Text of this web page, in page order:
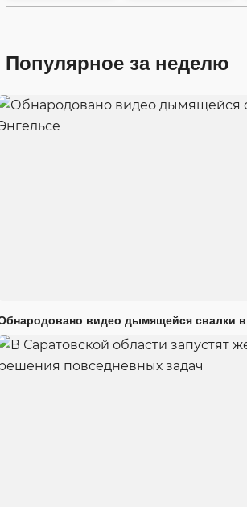
Популярное за неделю
видео дымящейся свалки в